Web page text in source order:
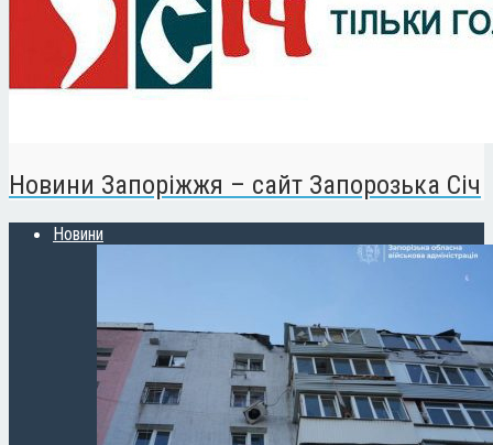
Новини Запоріжжя – сайт Запорозька Січ
Новини